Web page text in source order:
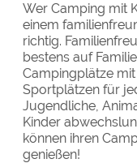
Wer Camping mit
einem
richtig.
bestens auf
Campingplätze
Sportplätzen für
Jugendliche,
Kinder
können ihren
genießen!